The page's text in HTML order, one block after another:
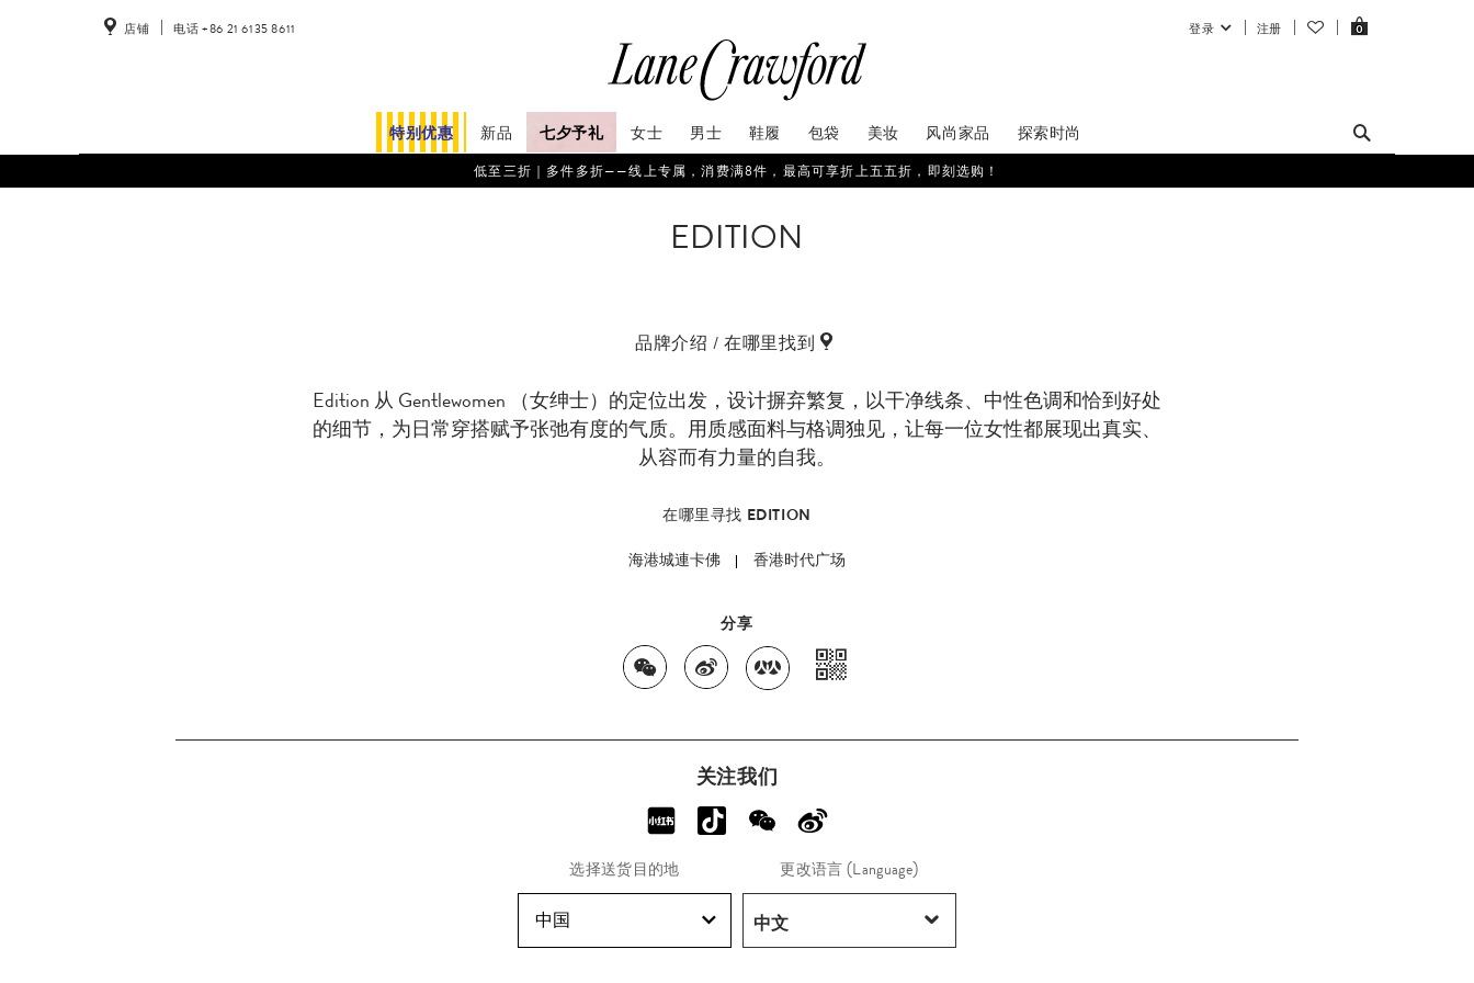
登录 注册 0
店铺 电话 +86 21 6135 8611
特别优惠 新品 七夕予礼 女士 男士 鞋履 包袋 美妆 风尚家品 探索时尚
低至三折｜多件多折——线上专属，消费满8件，最高可享折上五五折，即刻选购！
EDITION
品牌介绍 / 在哪里找到
Edition 从 Gentlewomen （女绅士）的定位出发，设计摒弃繁复，以干净线条、中性色调和恰到好处
的细节，为日常穿搭赋予张弛有度的气质。用质感面料与格调独见，让每一位女性都展现出真实、
从容而有力量的自我。
在哪里寻找 EDITION
海港城連卡佛 香港时代广场
分享
关注我们
选择送货目的地
中国
更改语言 (Language)